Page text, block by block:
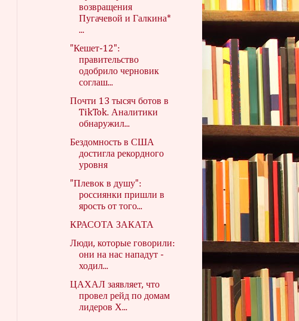
возвращения
Пугачевой и Галкина*
...
"Кешет-12":
правительство
одобрило черновик
соглаш...
Почти 13 тысяч ботов в
TikTok. Аналитики
обнаружил...
Бездомность в США
достигла рекордного
уровня
"Плевок в душу":
россиянки пришли в
ярость от того...
КРАСОТА ЗАКАТА
Люди, которые говорили:
они на нас нападут -
ходил...
ЦАХАЛ заявляет, что
провел рейд по домам
лидеров Х...